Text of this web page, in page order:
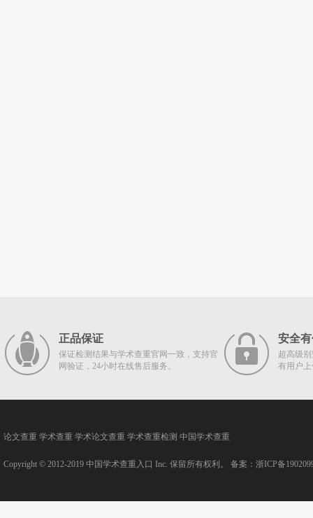
正品保证
保证检测结果与学术查重官网一致，支持官
网验证，24小时在线售后服务。
安全
超高级
有用户
论文查重 学术查重 学术论文查重 学术查重检测 中国学术查重
Copyright © 2012-2019 中国学术查重入口 Inc. 保留所有权利。 备案： 浙ICP备